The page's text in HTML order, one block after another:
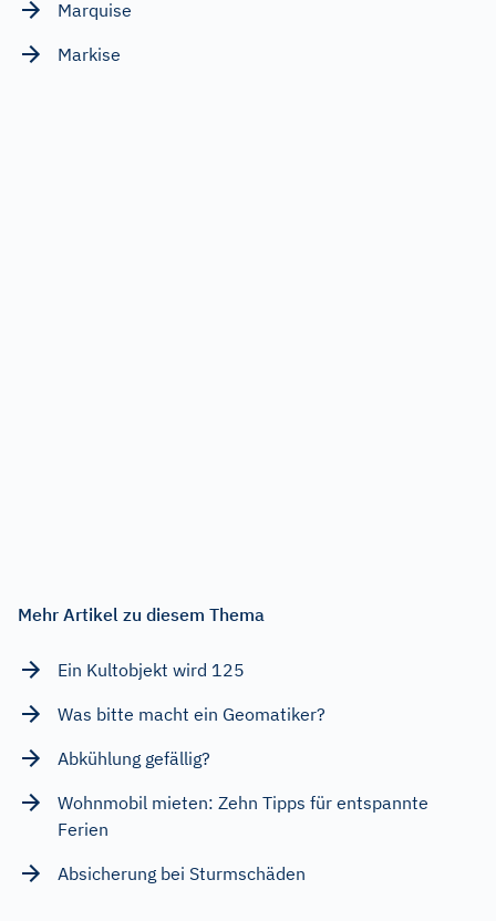
Marquise
Markise
Mehr Artikel zu diesem Thema
Ein Kultobjekt wird 125
Was bitte macht ein Geomatiker?
Abkühlung gefällig?
Wohnmobil mieten: Zehn Tipps für entspannte
Ferien
Absicherung bei Sturmschäden